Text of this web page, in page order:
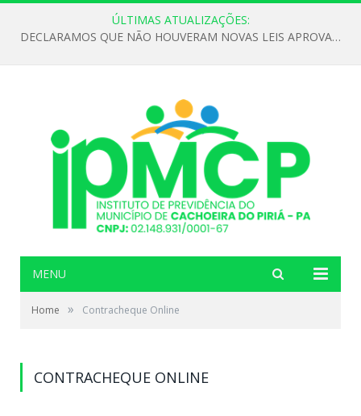
ÚLTIMAS ATUALIZAÇÕES:
DECLARAMOS QUE NÃO HOUVERAM NOVAS LEIS APROVADAS ATÉ O MOMENTO PARA O INSTITUTO DE PREVIDÊNCIA NO ANO DE 2026
MENU
Home » Contracheque Online
CONTRACHEQUE ONLINE